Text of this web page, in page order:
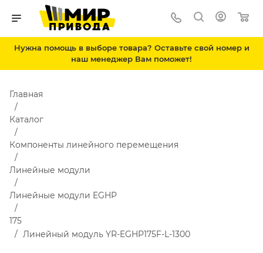
Нужна помощь в выборе товара? Оставьте свой номер и
наш менеджер Вам поможет!
Главная
Каталог
Компоненты линейного перемещения
Линейные модули
Линейные модули EGHP
175
Линейный модуль YR-EGHP175F-L-1300